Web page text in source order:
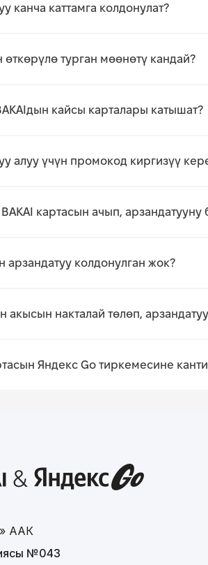
арзандатуу
канча каттамга колдонулат?
турган мөөнөтү кандай?
кайсы карталары катышат?
алуу үчүн промокод киргизүү
картасын ачып,
арзандатуу колдонулган жок?
акысын накталай төлөп,
Яндекс Go тиркемесине
&
ААК
№043